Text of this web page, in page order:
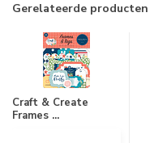
Gerelateerde producten
Craft & Create
Frames ...